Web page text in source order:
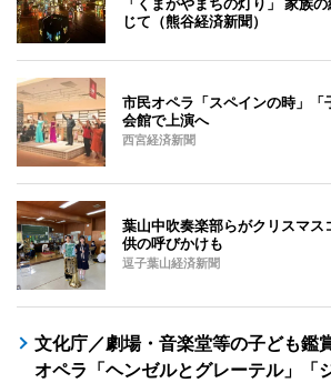
じて（熊谷経済新聞）
市民オペラ「スペインの時」「
会館で上演へ
西宮経済新聞
葉山中吹奏楽部らがクリスマス
供の呼びかけも
逗子葉山経済新聞
文化庁／劇場・音楽堂等の子ども鑑
オペラ「ヘンゼルとグレーテル」「